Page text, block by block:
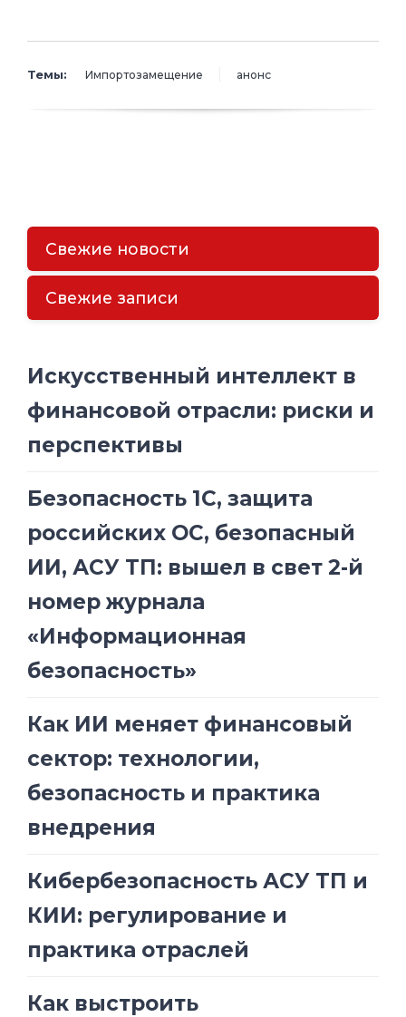
Темы: Импортозамещение анонс
Свежие новости
Свежие записи
Искусственный интеллект в
финансовой отрасли: риски и
перспективы
Безопасность 1С, защита
российских ОС, безопасный
ИИ, АСУ ТП: вышел в свет 2-й
номер журнала
«Информационная
безопасность»
Как ИИ меняет финансовый
сектор: технологии,
безопасность и практика
внедрения
Кибербезопасность АСУ ТП и
КИИ: регулирование и
практика отраслей
Как выстроить